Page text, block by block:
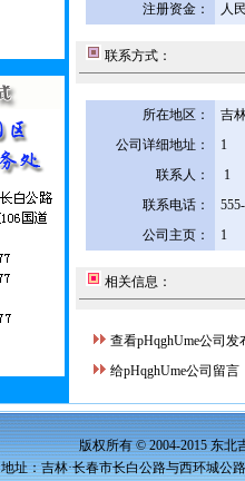
注册资金：
人
联系方式：
所在地区：
吉
公司详细地址：
1
联系人：
1
联系电话：
公司主页：
1
相关信息：
查看pHqghUme公司发
给pHqghUme公司留言
版权所有 © 2004-2015 东北
地址：吉林·长春市长白公路与西环城公